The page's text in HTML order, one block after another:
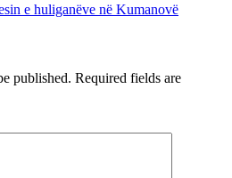
e huliganëve në Kumanovë
published. Required fields are